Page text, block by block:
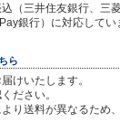
（三井住友銀行、三
銀行）に対応して
ら
けいたします。
ださい。
り送料が異なるため